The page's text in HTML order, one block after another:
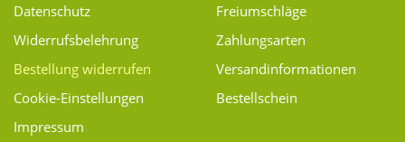
Datenschutz
Widerrufsbelehrung
Bestellung widerrufen
Cookie-Einstellungen
Impressum
Freiumschläge
Zahlungsarten
Versand­informationen
Bestellschein